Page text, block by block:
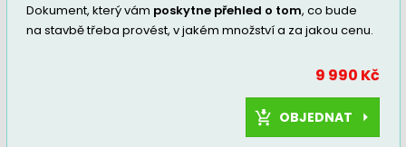
Dokument, který vám poskytne přehled o tom, co bude
na stavbě třeba provést, v jakém množství a za jakou cenu.
9 990 Kč
OBJEDNAT